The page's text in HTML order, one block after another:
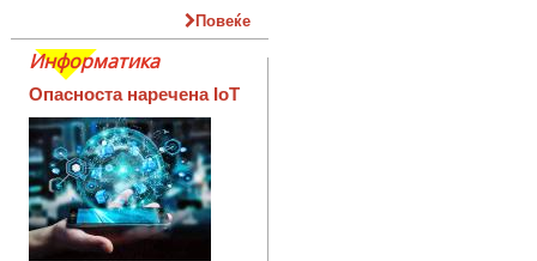
Повеќе
Информатика
Опасноста наречена IoT